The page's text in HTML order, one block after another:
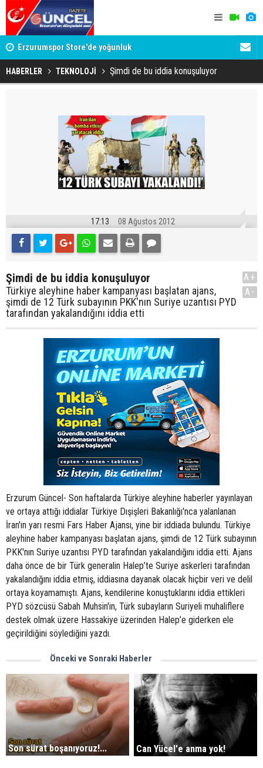
Erzurumspor Store'de yoğunluk Adalet
HABERLER TEKNOLOJİ Şimdi de bu iddia konuşuluyor
17:13 08 Ağustos 2012
Şimdi de bu iddia konuşuluyor
Türkiye aleyhine haber kampanyası başlatan ajans,
şimdi de 12 Türk subayının PKK'nın Suriye uzantısı PYD
tarafından yakalandığını iddia etti
A+
A-
Erzurum Güncel- Son haftalarda Türkiye aleyhine haberler yayınlayan
ve ortaya attığı iddialar Türkiye Dışişleri Bakanlığı'nca yalanlanan
İran'ın yarı resmi Fars Haber Ajansı, yine bir iddiada bulundu. Türkiye
aleyhine haber kampanyası başlatan ajans, şimdi de 12 Türk subayının
PKK'nın Suriye uzantısı PYD tarafından yakalandığını iddia etti. Ajans
daha önce de bir Türk generalin Halep’te Suriye askerleri tarafından
yakalandığını iddia etmiş, iddiasına dayanak olacak hiçbir veri ve delil
ortaya koyamamıştı. Ajans, kendilerine konuştuklarını iddia ettikleri
PYD sözcüsü Sabah Muhsin'in, Türk subayların Suriyeli muhaliflere
destek olmak üzere Hassakiye üzerinden Halep’e giderken ele
geçirildiğini söylediğini yazdı.
Önceki ve Sonraki Haberler
Son sürat boşanıyoruz!... Can Yücel'e anma yok!